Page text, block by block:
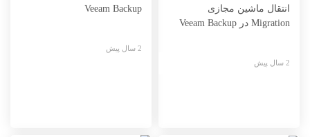
انتقال ماشین مجازی
Migration در Veeam Backup
Veeam Backup